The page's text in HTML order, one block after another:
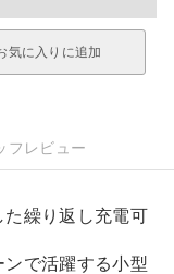
気に入りに追加
フレビュー
た繰り返し充電可
で活躍する小型